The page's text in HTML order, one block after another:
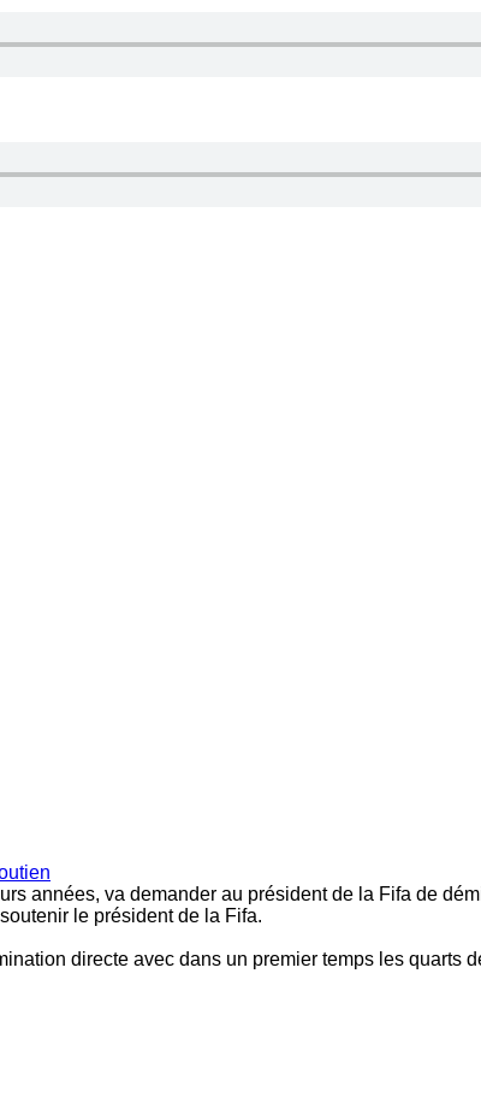
années, va demander au président de la Fifa de
le président de la Fifa.
directe avec dans un premier temps les quarts